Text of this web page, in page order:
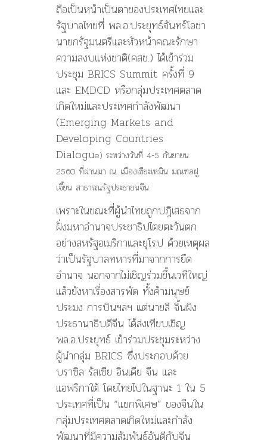
ถือเป็นหน้าเป็นตาของประเทศไทยและ
รัฐบาลไทยที่ พล.อ.ประยุทธ์จันทร์โอชา
นายกรัฐมนตรีและหัวหน้าคณะรักษา
ความสงบแห่งชาติ(คสช.) ได้เข้าร่วม
ประชุม BRICS Summit ครั้งที่ 9
และ EMDCD หรือกลุ่มประเทศตลาด
เกิดใหม่และประเทศกำลังพัฒนา
(Emerging Markets and
Developing Countries
Dialogue) ระหว่างวันที่ 4-5 กันยายน
2560 ที่ผ่านมา ณ เมืองเซียะเหมิน มณฑลฝู
เจี้ยน สาธารณรัฐประชาชนจีน
เพราะในขณะที่ผู้นำไทยถูกปฎิเสธจาก
ฝั่งมหาอำนาจประชาธิปไตยตะวันตก
อย่างสหรัฐอเมริกาและยุโรป ด้วยเหตุผล
ว่าเป็นรัฐบาลทหารที่มาจากการยึด
อำนาจ นอกจากไม่เชิญร่วมขึ้นเวทีใหญ่
แล้วยังหาเรื่องสารพัด ทั้งค้ามนุษย์
ประมง การบินฯลฯ แต่นายสี จิ้นผิง
ประธานาธิบดีจีน ได้ส่งเทียบเชิญ
พล.อ.ประยุทธ์ เข้าร่วมประชุมระหว่าง
ผู้นำกลุ่ม BRICS ซึ่งประกอบด้วย
บราซิล รัสเซีย อินเดีย จีน และ
แอฟริกาใต้ โดยไทยไปในฐานะ 1 ใน 5
ประเทศที่เป็น “แขกพิเศษ” ของจีนใน
กลุ่มประเทศตลาดเกิดใหม่และกำลัง
พัฒนาที่มีความสัมพันธ์อันดีกับจีน